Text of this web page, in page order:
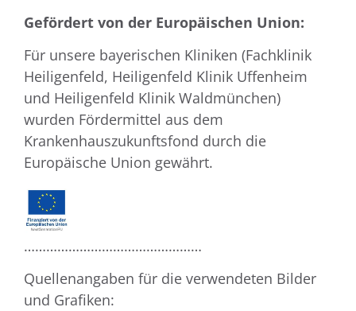
Gefördert von der Europäischen Union:
Für unsere bayerischen Kliniken (Fachklinik
Heiligenfeld, Heiligenfeld Klinik Uffenheim
und Heiligenfeld Klinik Waldmünchen)
wurden Fördermittel aus dem
Krankenhauszukunftsfond durch die
Europäische Union gewährt.
…………………………………………
Quellenangaben für die verwendeten Bilder
und Grafiken: